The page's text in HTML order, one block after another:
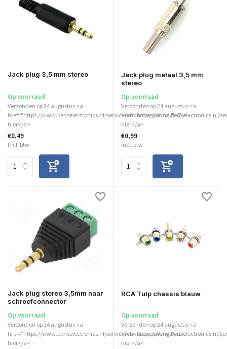
Jack plug 3,5 mm stereo
Op voorraad
Verzonden op 24 augustus <a
href="https://www.benselectronics.nl/service/vakantiesluiting/">Zie
hier</a>
€0,49
Incl. btw
Jack plug metaal 3,5 mm
stereo
Op voorraad
Verzonden op 24 augustus <a
href="https://www.benselectronics.nl/
hier</a>
€0,99
Incl. btw
Jack plug stereo 3,5mm naar
schroefconnector
Op voorraad
Verzonden op 24 augustus <a
href="https://www.benselectronics.nl/service/vakantiesluiting/">Zie
hier</a>
RCA Tulp chassis blauw
Op voorraad
Verzonden op 24 augustus <a
href="https://www.benselectronics.nl/
hier</a>